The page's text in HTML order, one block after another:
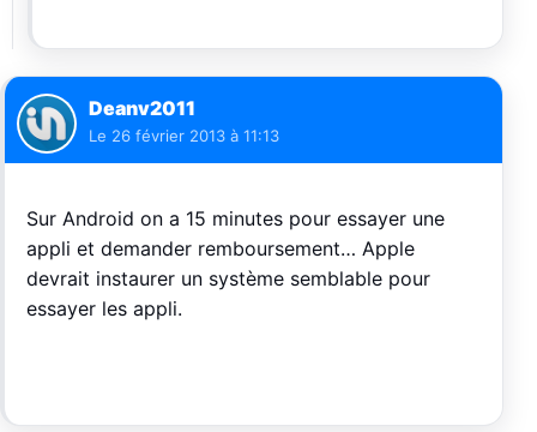
Deanv2011
Le 26 février 2013 à 11:13
Sur Android on a 15 minutes pour essayer une
appli et demander remboursement… Apple
devrait instaurer un système semblable pour
essayer les appli.